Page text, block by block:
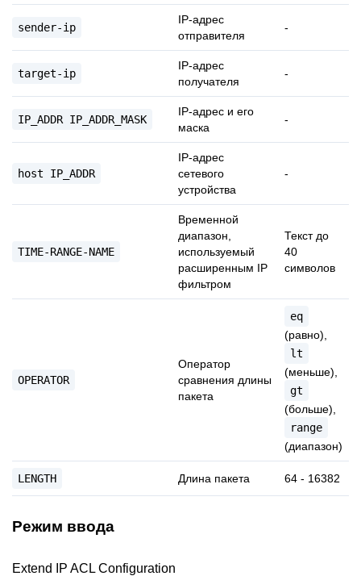
sender-ip
IP-адрес
отправителя
-
target-ip
IP-адрес
получателя
-
IP_ADDR IP_ADDR_MASK
IP-адрес и его
маска
-
host IP_ADDR
IP-адрес
сетевого
устройства
-
TIME-RANGE-NAME
Временной
диапазон,
используемый
расширенным IP
фильтром
Текст до
40
символов
OPERATOR
Оператор
сравнения длины
пакета
eq
(равно),
lt
(меньше),
gt
(больше),
range
(диапазон)
LENGTH Длина пакета 64 - 16382
Режим ввода
Extend IP ACL Configuration